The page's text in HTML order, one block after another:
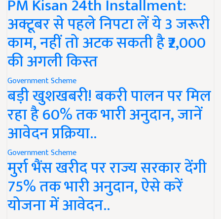
PM Kisan 24th Installment:
अक्टूबर से पहले निपटा लें ये 3 जरूरी
काम, नहीं तो अटक सकती है ₹2,000
की अगली किस्त
Government Scheme
बड़ी खुशखबरी! बकरी पालन पर मिल
रहा है 60% तक भारी अनुदान, जानें
आवेदन प्रक्रिया..
Government Scheme
मुर्रा भैंस खरीद पर राज्य सरकार देंगी
75% तक भारी अनुदान, ऐसे करें
योजना में आवेदन..